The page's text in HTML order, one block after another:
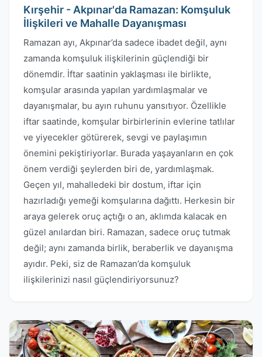
Kırşehir - Akpınar'da Ramazan: Komşuluk
İlişkileri ve Mahalle Dayanışması
Ramazan ayı, Akpınar’da sadece ibadet değil, aynı
zamanda komşuluk ilişkilerinin güçlendiği bir
dönemdir. İftar saatinin yaklaşması ile birlikte,
komşular arasında yapılan yardımlaşmalar ve
dayanışmalar, bu ayın ruhunu yansıtıyor. Özellikle
iftar saatinde, komşular birbirlerinin evlerine tatlılar
ve yiyecekler götürerek, sevgi ve paylaşımın
önemini pekiştiriyorlar. Burada yaşayanların en çok
önem verdiği şeylerden biri de, yardımlaşmak.
Geçen yıl, mahalledeki bir dostum, iftar için
hazırladığı yemeği komşularına dağıttı. Herkesin bir
araya gelerek oruç açtığı o an, aklımda kalacak en
güzel anılardan biri. Ramazan, sadece oruç tutmak
değil; aynı zamanda birlik, beraberlik ve dayanışma
ayıdır. Peki, siz de Ramazan’da komşuluk
ilişkilerinizi nasıl güçlendiriyorsunuz?